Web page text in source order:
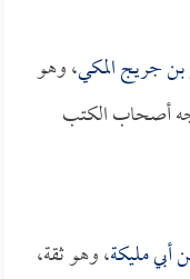
بن جريج المكي، وهو
أصحاب الكتب
أبي مليكة، وهو ثقة،